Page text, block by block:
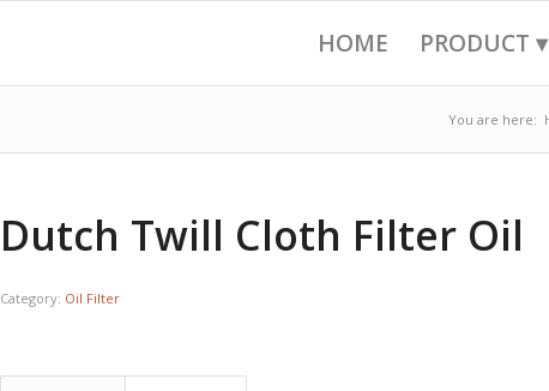
HOME PRODUCT ▾
You are here:
Dutch Twill Cloth Filter Oil
Category: Oil Filter